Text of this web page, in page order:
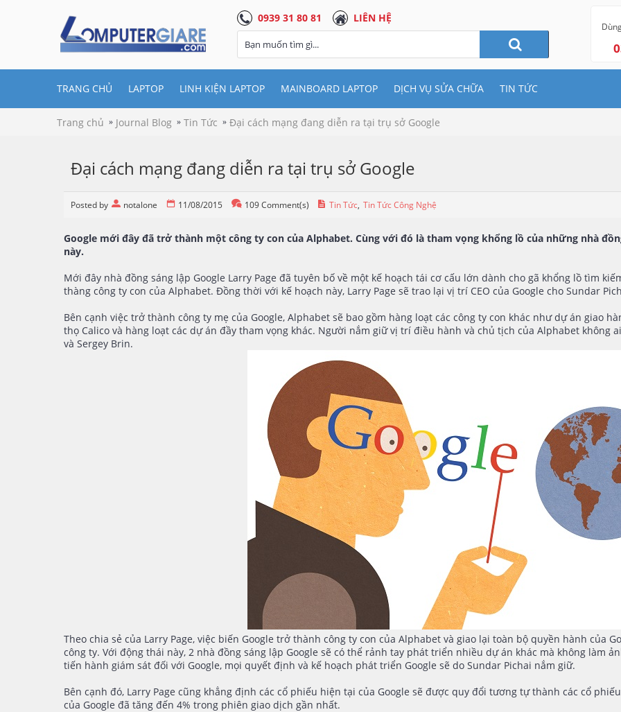
0939 31 80 81 LIÊN HỆ
TRANG CHỦ LAPTOP LINH KIỆN LAPTOP MAINBOARD LAPTOP DỊCH VỤ SỬA CHỮA TIN TỨC
Trang chủ Journal Blog Tin Tức Đại cách mạng đang diễn ra tại trụ sở Google
Đại cách mạng đang diễn ra tại trụ sở Google
Posted by notalone 11/08/2015 109 Comment(s) Tin Tức, Tin Tức Công Nghệ
Google mới đây đã trở thành một công ty con của Alphabet. Cùng với đó là tham vọng khổng lồ của những nhà
này.
Mới đây nhà đồng sáng lập Google Larry Page đã tuyên bố về một kế hoạch tái cơ cấu lớn dành cho gã khổng lồ tìm
thàng công ty con của Alphabet. Đồng thời với kế hoạch này, Larry Page sẽ trao lại vị trí CEO của Google cho Sundar
Bên cạnh việc trở thành công ty mẹ của Google, Alphabet sẽ bao gồm hàng loạt các công ty con khác như dự án giao
thọ Calico và hàng loạt các dự án đầy tham vọng khác. Người nắm giữ vị trí điều hành và chủ tịch của Alphabet không
và Sergey Brin.
Theo chia sẻ của Larry Page, việc biến Google trở thành công ty con của Alphabet và giao lại toàn bộ quyền hành của
công ty. Với động thái này, 2 nhà đồng sáng lập Google sẽ có thể rảnh tay phát triển nhiều dự án khác mà không làm
tiến hành giám sát đối với Google, mọi quyết định và kế hoạch phát triển Google sẽ do Sundar Pichai nắm giữ.
Bên cạnh đó, Larry Page cũng khẳng định các cổ phiếu hiện tại của Google sẽ được quy đổi tương tự thành các cổ
của Google đã tăng đến 4% trong phiên giao dịch gần nhất.